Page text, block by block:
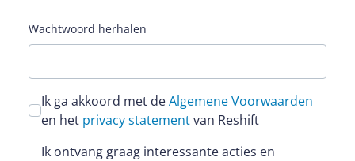
Wachtwoord herhalen
Ik ga akkoord met deAlgemene Voorwaarden
en het privacy statementvan Reshift
Ik ontvang graag interessante acties en